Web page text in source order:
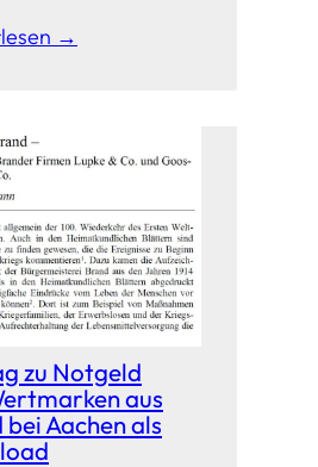
→
zu Notgeld
aus
bei Aachen als